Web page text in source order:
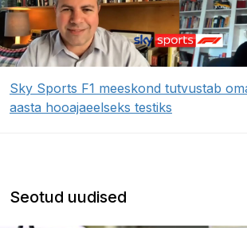
Sky Sports F1 meeskond tutvustab
aasta hooajaeelseks testiks
Seotud uudised